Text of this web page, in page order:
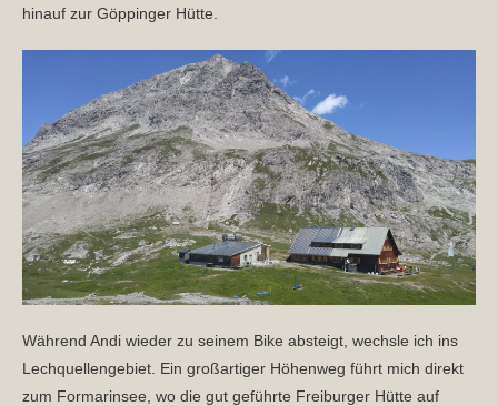
hinauf zur Göppinger Hütte.
Während Andi wieder zu seinem Bike absteigt, wechsle ich ins
Lechquellengebiet. Ein großartiger Höhenweg führt mich direkt
zum Formarinsee, wo die gut geführte Freiburger Hütte auf